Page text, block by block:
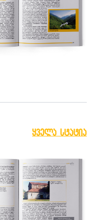
ყველა სტატია